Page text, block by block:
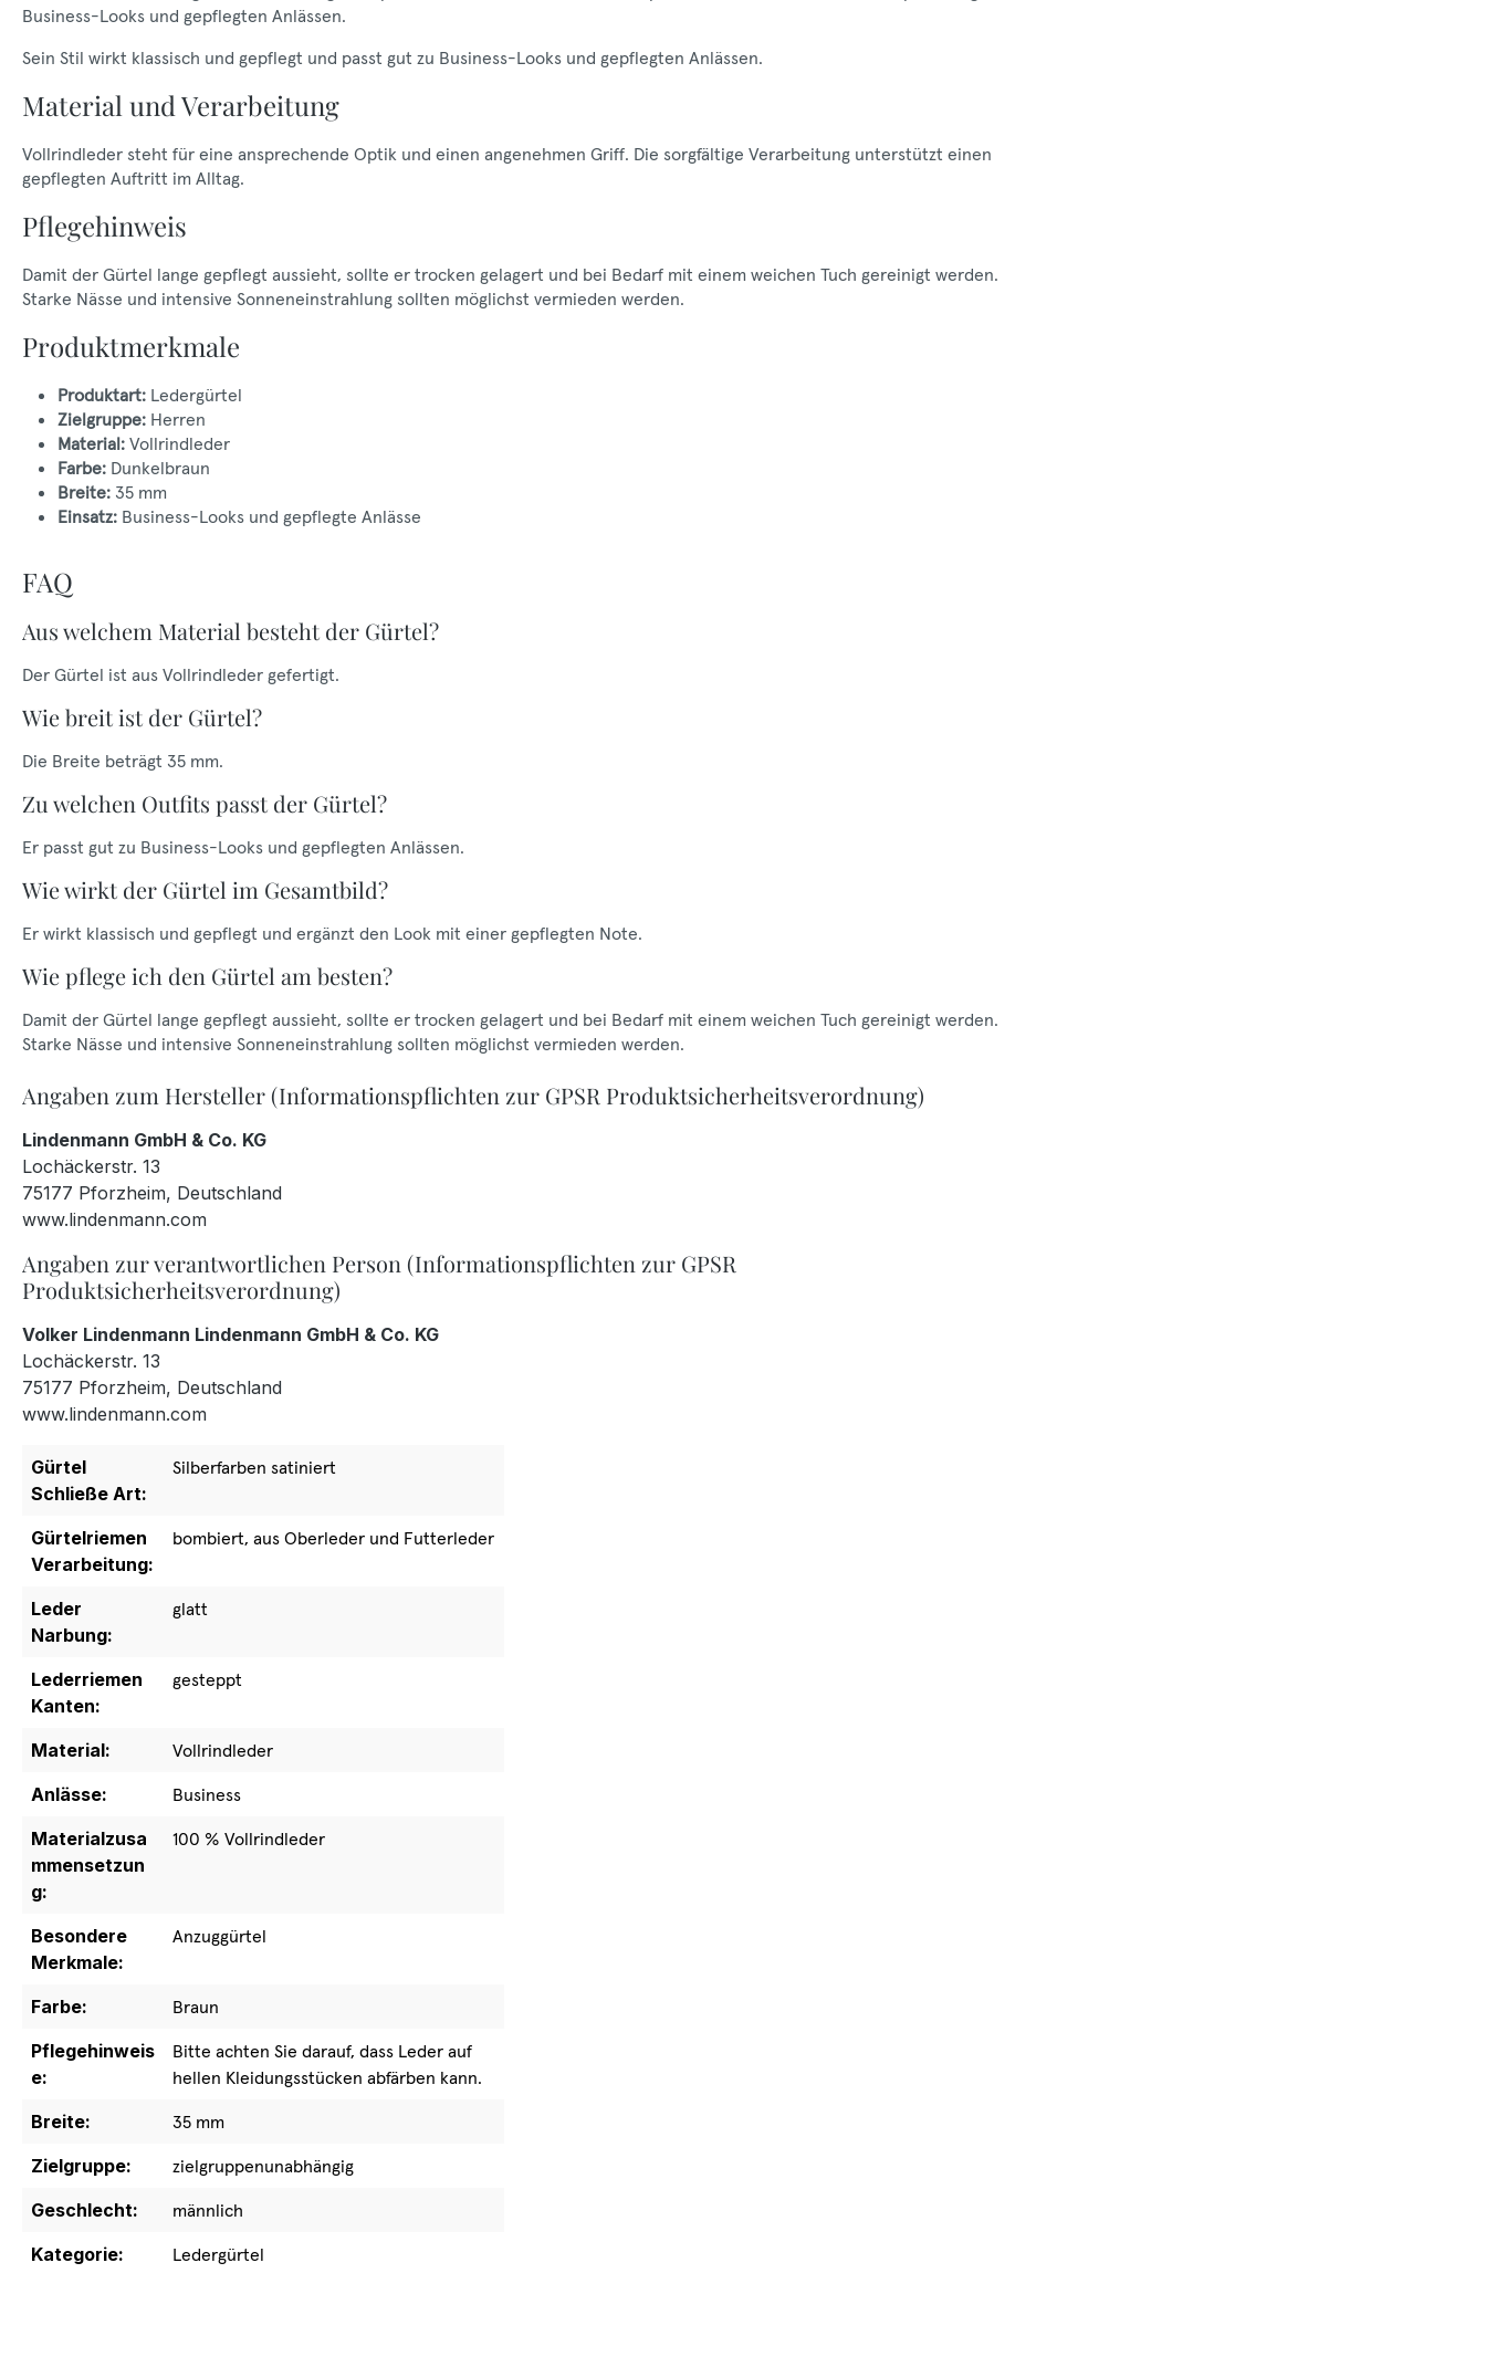
Business-Looks und gepflegten Anlässen.
Sein Stil wirkt klassisch und gepflegt und passt gut zu Business-Looks und gepflegten Anlässen.
Material und Verarbeitung
Vollrindleder steht für eine ansprechende Optik und einen angenehmen Griff. Die sorgfältige Verarbeitung unterstützt einen
gepflegten Auftritt im Alltag.
Pflegehinweis
Damit der Gürtel lange gepflegt aussieht, sollte er trocken gelagert und bei Bedarf mit einem weichen Tuch gereinigt werden.
Starke Nässe und intensive Sonneneinstrahlung sollten möglichst vermieden werden.
Produktmerkmale
Produktart: Ledergürtel
Zielgruppe: Herren
Material: Vollrindleder
Farbe: Dunkelbraun
Breite: 35 mm
Einsatz: Business-Looks und gepflegte Anlässe
FAQ
Aus welchem Material besteht der Gürtel?
Der Gürtel ist aus Vollrindleder gefertigt.
Wie breit ist der Gürtel?
Die Breite beträgt 35 mm.
Zu welchen Outfits passt der Gürtel?
Er passt gut zu Business-Looks und gepflegten Anlässen.
Wie wirkt der Gürtel im Gesamtbild?
Er wirkt klassisch und gepflegt und ergänzt den Look mit einer gepflegten Note.
Wie pflege ich den Gürtel am besten?
Damit der Gürtel lange gepflegt aussieht, sollte er trocken gelagert und bei Bedarf mit einem weichen Tuch gereinigt werden.
Starke Nässe und intensive Sonneneinstrahlung sollten möglichst vermieden werden.
Angaben zum Hersteller (Informationspflichten zur GPSR Produktsicherheitsverordnung)
Lindenmann GmbH & Co. KG
Lochäckerstr. 13
75177 Pforzheim, Deutschland
www.lindenmann.com
Angaben zur verantwortlichen Person (Informationspflichten zur GPSR
Produktsicherheitsverordnung)
Volker Lindenmann Lindenmann GmbH & Co. KG
Lochäckerstr. 13
75177 Pforzheim, Deutschland
www.lindenmann.com
Gürtel
Schließe Art:
Silberfarben satiniert
Gürtelriemen
Verarbeitung:
bombiert, aus Oberleder und Futterleder
Leder
Narbung:
glatt
Lederriemen
Kanten:
gesteppt
Material:
Vollrindleder
Anlässe:
Business
Materialzusa
mmensetzun
g:
100 % Vollrindleder
Besondere
Merkmale:
Anzuggürtel
Farbe:
Braun
Pflegehinweis
e:
Bitte achten Sie darauf, dass Leder auf
hellen Kleidungsstücken abfärben kann.
Breite:
35 mm
Zielgruppe:
zielgruppenunabhängig
Geschlecht:
männlich
Kategorie:
Ledergürtel